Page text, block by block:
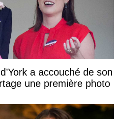
a accouché de son
une première photo